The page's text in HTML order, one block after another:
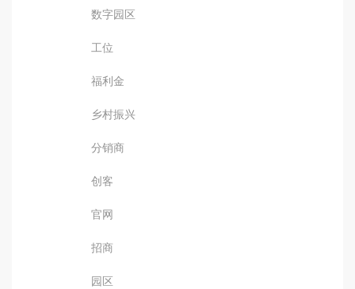
数字园区
工位
福利金
乡村振兴
分销商
创客
官网
招商
园区